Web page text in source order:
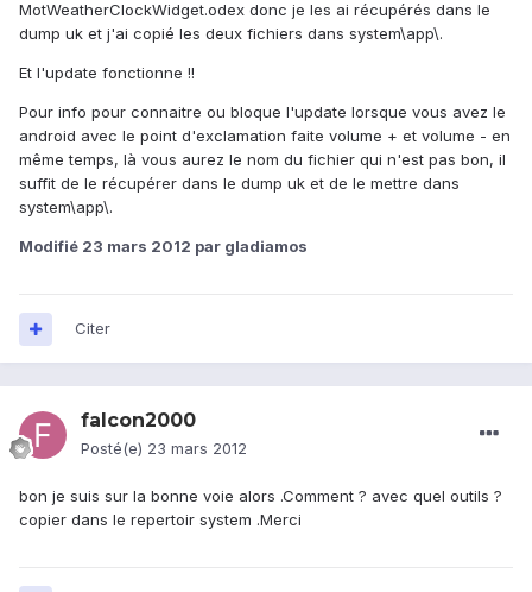
MotWeatherClockWidget.odex donc je les ai récupérés dans le
dump uk et j'ai copié les deux fichiers dans system\app\.
Et l'update fonctionne !!
Pour info pour connaitre ou bloque l'update lorsque vous avez le
android avec le point d'exclamation faite volume + et volume - en
même temps, là vous aurez le nom du fichier qui n'est pas bon, il
suffit de le récupérer dans le dump uk et de le mettre dans
system\app\.
Modifié 23 mars 2012 par gladiamos
Citer
falcon2000
Posté(e) 23 mars 2012
bon je suis sur la bonne voie alors .Comment ? avec quel outils ?
copier dans le repertoir system .Merci